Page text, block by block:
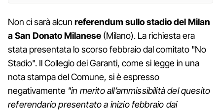
Non ci sarà alcun referendum sullo stadio del Milan
a San Donato Milanese (Milano). La richiesta era
stata presentata lo scorso febbraio dal comitato "No
Stadio". Il Collegio dei Garanti, come si legge in una
nota stampa del Comune, si è espresso
negativamente "in merito all’ammissibilità del quesito
referendario presentato a inizio febbraio dai